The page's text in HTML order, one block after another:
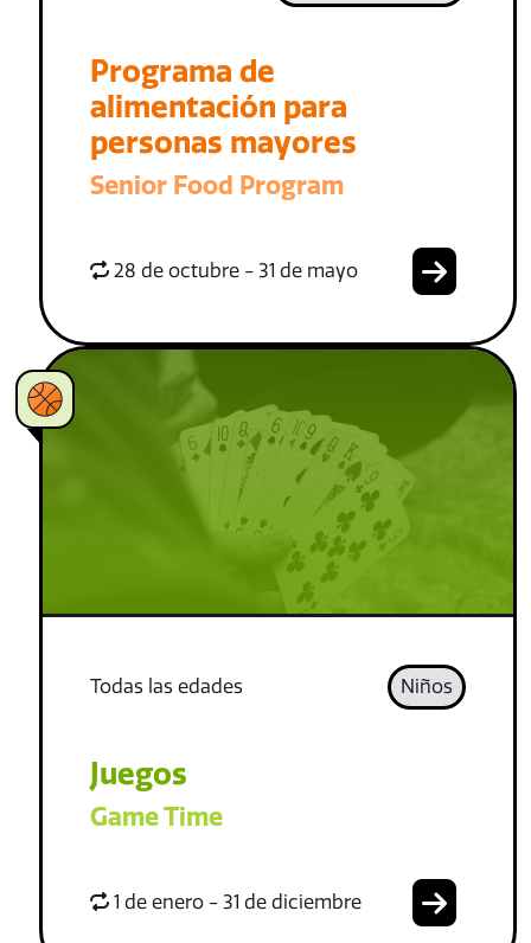
Programa de
alimentación para
personas mayores
Senior Food Program
28 de octubre - 31 de mayo
Todas las edades Niños
Juegos
Game Time
1 de enero - 31 de diciembre